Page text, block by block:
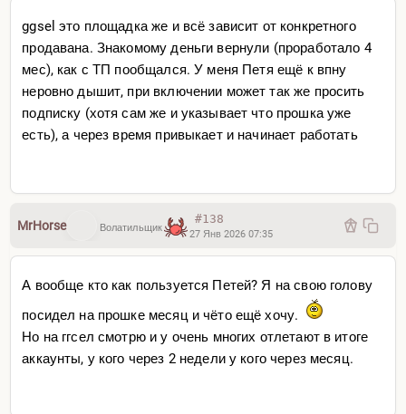
ggsel это площадка же и всё зависит от конкретного
продавана. Знакомому деньги вернули (проработало 4
мес), как с ТП пообщался. У меня Петя ещё к впну
неровно дышит, при включении может так же просить
подписку (хотя сам же и указывает что прошка уже
есть), а через время привыкает и начинает работать
MrHorse Волатильщик
#138
27 Янв 2026 07:35
А вообще кто как пользуется Петей? Я на свою голову
посидел на прошке месяц и чёто ещё хочу.
Но на ггсел смотрю и у очень многих отлетают в итоге
аккаунты, у кого через 2 недели у кого через месяц.